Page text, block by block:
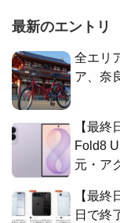
最新のエントリ
全エリ
ア、奈
【最
Fold8
元・ア
【最
日で終